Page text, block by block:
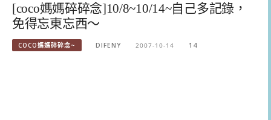
[coco媽媽碎碎念]10/8~10/14~自己多記錄，
免得忘東忘西～
COCO媽媽碎碎念~ DIFENY 2007-10-14 14